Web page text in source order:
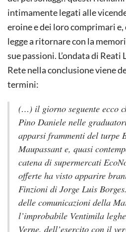
intimamente legati alle
eroine e dei loro comprimari e,
legge a ritornare con la
sue passioni. L’ondata di
Rete nella conclusione viene
termini:
(…) il giorno seguente ecco
Pino Daniele nelle
apparsi frammenti del turpe
Maupassant e, quasi
catena di supermercati
offerte ha visto apparire
Finzioni di Jorge Luis
delle comunicazioni della
l’improbabile Ventimila
Verne, dell’esercito con il